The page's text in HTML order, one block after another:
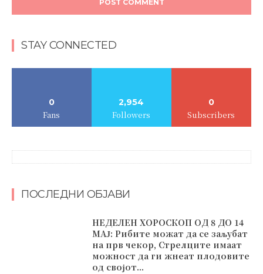
STAY CONNECTED
0
Fans
2,954
Followers
0
Subscribers
ПОСЛЕДНИ ОБЈАВИ
НЕДЕЛЕН ХОРОСКОП ОД 8 ДО 14
МАЈ: Рибите можат да се заљубат
на прв чекор, Стрелците имаат
можност да ги жнеат плодовите
од својот...